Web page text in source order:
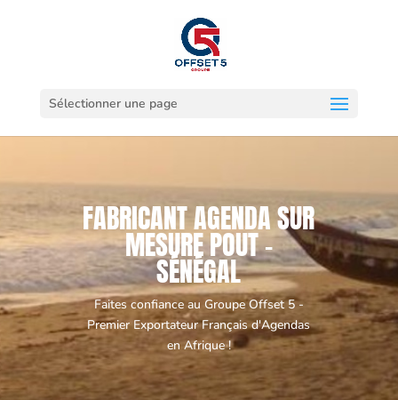
Sélectionner une page
FABRICANT AGENDA SUR
MESURE POUT -
SÉNÉGAL
Faites confiance au Groupe Offset 5 -
Premier Exportateur Français d'Agendas
en Afrique !